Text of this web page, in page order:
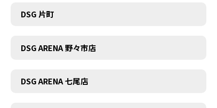
DSG 片町
DSG ARENA 野々市店
DSG ARENA 七尾店